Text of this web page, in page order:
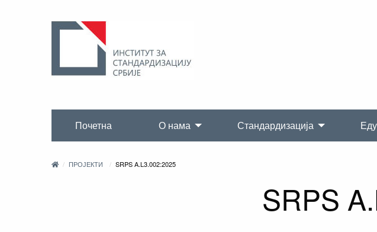
Почетна О нама Стандардизација
ПРОЈЕКТИ SRPS A.L3.002:2025
SRPS